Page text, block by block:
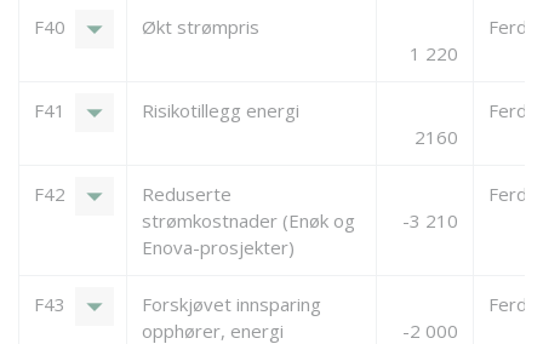
F40 arrow_drop_down
Økt strømpris
1 220
F41 arrow_drop_down
Risikotillegg energi
2160
F42 arrow_drop_down
Reduserte
strømkostnader (Enøk og
Enova-prosjekter)
-3 210
F43 arrow_drop_down
Forskjøvet innsparing
opphører, energi
-2 000